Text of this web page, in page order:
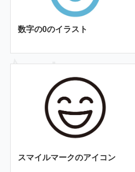
数字の0のイラスト
スマイルマークのアイコン